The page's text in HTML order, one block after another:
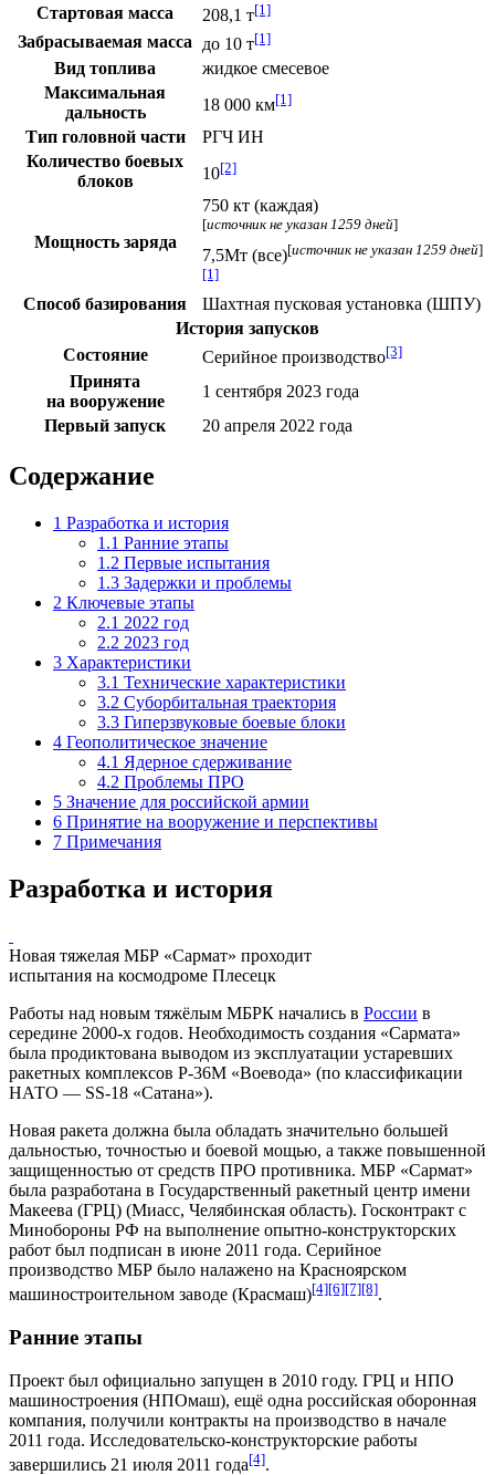
Стартовая масса 208,1 т[1]
Забрасываемая масса до 10 т[1]
Вид топлива
жидкое смесевое
Максимальная
дальность
18 000 км[1]
Тип головной части
РГЧ ИН
Количество боевых
блоков
10[2]
Мощность заряда
750 кт (каждая)
[источник не указан 1259 дней]
7,5Мт (все)[источник не указан 1259 дней]
[1]
Способ базирования Шахтная пусковая установка (ШПУ)
История запусков
Состояние
Серийное производство[3]
Принята
на вооружение
1 сентября 2023 года
Первый запуск
20 апреля 2022 года
Содержание
1 Разработка и история
1.1 Ранние этапы
1.2 Первые испытания
1.3 Задержки и проблемы
2 Ключевые этапы
2.1 2022 год
2.2 2023 год
3 Характеристики
3.1 Технические характеристики
3.2 Суборбитальная траектория
3.3 Гиперзвуковые боевые блоки
4 Геополитическое значение
4.1 Ядерное сдерживание
4.2 Проблемы ПРО
5 Значение для российской армии
6 Принятие на вооружение и перспективы
7 Примечания
Разработка и история
Новая тяжелая МБР «Сармат» проходит
испытания на космодроме Плесецк
Работы над новым тяжёлым МБРК начались в России в
середине 2000-х годов. Необходимость создания «Сармата»
была продиктована выводом из эксплуатации устаревших
ракетных комплексов Р-36М «Воевода» (по классификации
НАТО — SS-18 «Сатана»).
Новая ракета должна была обладать значительно большей
дальностью, точностью и боевой мощью, а также повышенной
защищенностью от средств ПРО противника. МБР «Сармат»
была разработана в Государственный ракетный центр имени
Макеева (ГРЦ) (Миасс, Челябинская область). Госконтракт с
Минобороны РФ на выполнение опытно-конструкторских
работ был подписан в июне 2011 года. Серийное
производство МБР было налажено на Красноярском
машиностроительном заводе (Красмаш)[4][6][7][8].
Ранние этапы
Проект был официально запущен в 2010 году. ГРЦ и НПО
машиностроения (НПОмаш), ещё одна российская оборонная
компания, получили контракты на производство в начале
2011 года. Исследовательско-конструкторские работы
завершились 21 июля 2011 года[4].